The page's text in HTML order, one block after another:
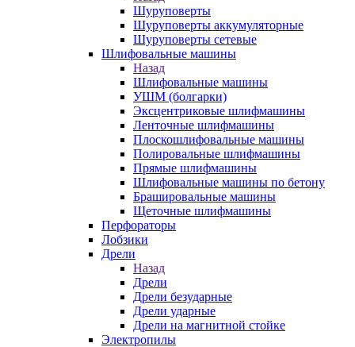
Шуруповерты
Шуруповерты аккумуляторные
Шуруповерты сетевые
Шлифовальные машины
Назад
Шлифовальные машины
УШМ (болгарки)
Эксцентриковые шлифмашины
Ленточные шлифмашины
Плоскошлифовальные машины
Полировальные шлифмашины
Прямые шлифмашины
Шлифовальные машины по бетону
Брашировальные машины
Щеточные шлифмашины
Перфораторы
Лобзики
Дрели
Назад
Дрели
Дрели безударные
Дрели ударные
Дрели на магнитной стойке
Электропилы